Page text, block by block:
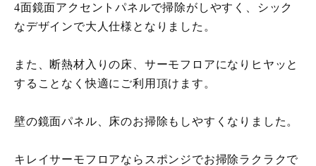
4面鏡面アクセントパネルで掃除がしやすく、シック
なデザインで大人仕様となりました。
また、断熱材入りの床、サーモフロアになりヒヤッと
することなく快適にご利用頂けます。
壁の鏡面パネル、床のお掃除もしやすくなりました。
キレイサーモフロアならスポンジでお掃除ラクラクで